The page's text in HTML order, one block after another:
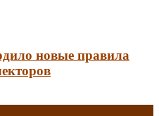
новые правила